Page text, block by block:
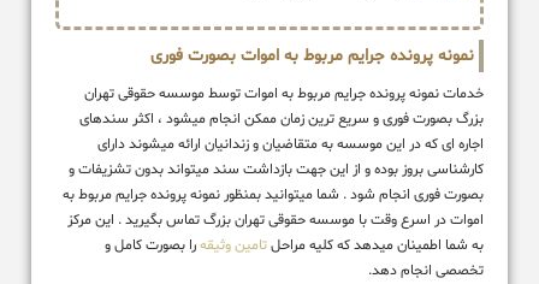
نمونه پرونده جرایم مربوط به اموات بصورت فوری
خدمات نمونه پرونده جرایم مربوط به اموات توسط موسسه حقوقی تهران
بزرگ بصورت فوری و سریع ترین زمان ممکن انجام میشود ، اکثر سندهای
اجاره ای که در این موسسه به متقاضیان و زندانیان ارائه میشوند دارای
کارشناسی بروز بوده و از این جهت بازداشت سند میتواند بدون تشزیفات و
بصورت فوری انجام شود . شما میتوانید بمنظور نمونه پرونده جرایم مربوط به
اموات در اسرع وقت با موسسه حقوقی تهران بزرگ تماس بگیرید . این مرکز
به شما اطمینان میدهد که کلیه مراحلتامین وثیقهرا بصورت کامل و
تخصصی انجام دهد.